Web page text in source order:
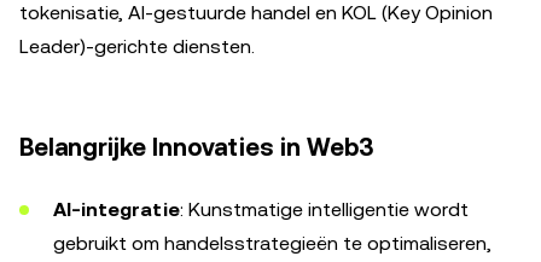
tokenisatie, AI-gestuurde handel en KOL (Key Opinion
Leader)-gerichte diensten.
Belangrijke Innovaties in Web3
AI-integratie: Kunstmatige intelligentie wordt
gebruikt om handelsstrategieën te optimaliseren,